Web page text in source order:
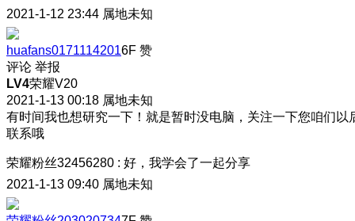
2021-1-12 23:44 属地未知
huafans01711142016F 赞
评论 举报
LV4荣耀V20
2021-1-13 00:18 属地未知
有时间我也想研究一下！就是暂时没电脑，关注一下您咱们以
联系哦
荣耀粉丝32456280 : 好，我学会了一起分享
2021-1-13 09:40 属地未知